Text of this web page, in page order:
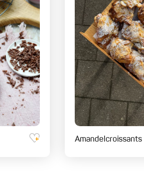
Amandelcroissants